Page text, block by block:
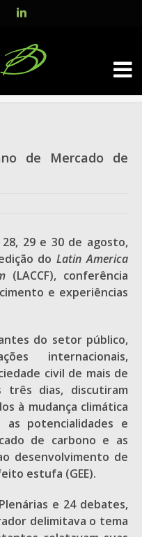
LinkedIn
de Mercado de
29 e 30 de agosto,
doLatin America
(LACCF), conferência
e experiências
do setor público,
internacionais,
civil de mais de
três dias, discutiram
à mudança climática
as potencialidades e
de carbono e as
desenvolvimento de
estufa (GEE).
e 24 debates,
delimitava o tema